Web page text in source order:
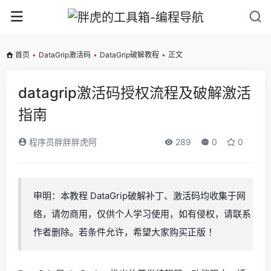
首页 • DataGrip激活码 • DataGrip破解教程 • 正文
datagrip激活码授权流程及破解激活
指南
程序员胖胖胖虎阿 289 0 0
申明：本教程 DataGrip破解补丁、激活码均收集于网
络，请勿商用，仅供个人学习使用，如有侵权，请联系
作者删除。若条件允许，希望大家购买正版 ！